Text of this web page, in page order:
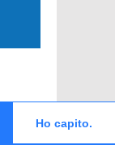
Ho capito.